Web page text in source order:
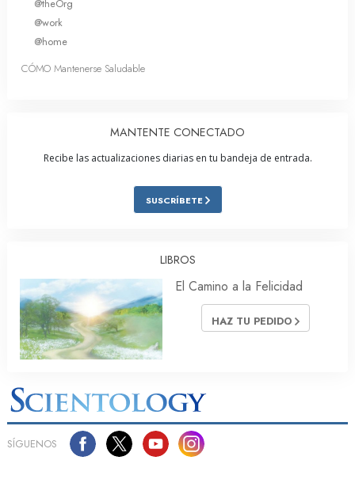
@theOrg
@work
@home
CÓMO Mantenerse Saludable
MANTENTE CONECTADO
Recibe las actualizaciones diarias en tu bandeja de entrada.
SUSCRÍBETE
LIBROS
El Camino a la Felicidad
HAZ TU PEDIDO
SÍGUENOS